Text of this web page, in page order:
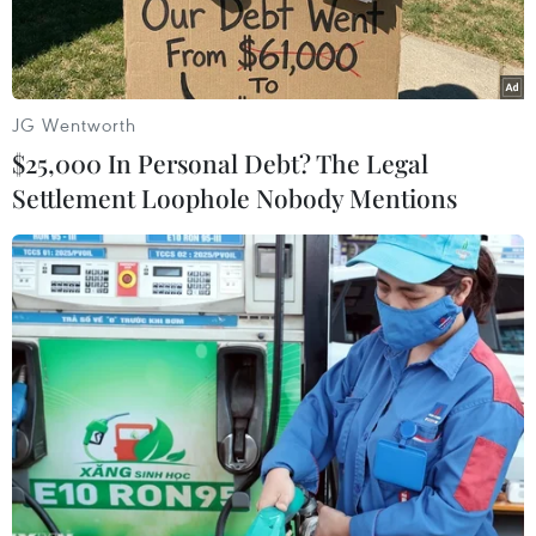
Ảnh minh họa. (Nguồn: EPA/TTXVN)
Theo THX, dữ liệu do Bộ Tài chính Mỹ công bố
ngày 15/2 cho biết, Trung Quốc hiện vẫn là nước
ngoài nắm giữ trái phiếu chính phủ Mỹ lớn
nhất.
JG Wentworth
$25,000 In Personal Debt? The Legal
Settlement Loophole Nobody Mentions